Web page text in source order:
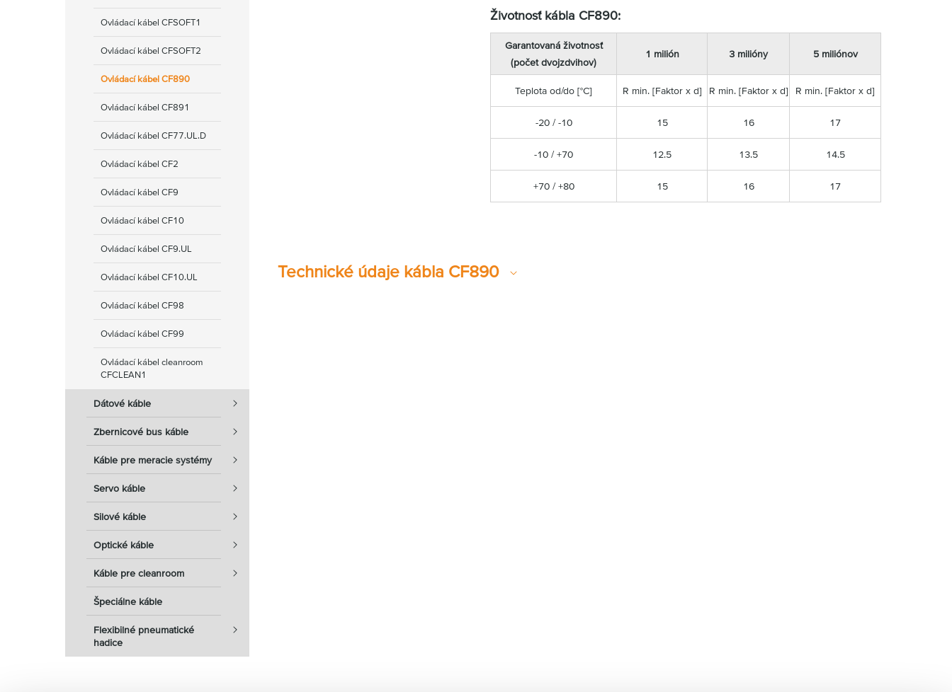
Ovládací kábel CFSOFT1
Ovládací kábel CFSOFT2
Ovládací kábel CF890
Ovládací kábel CF891
Ovládací kábel CF77.UL.D
Ovládací kábel CF2
Ovládací kábel CF9
Ovládací kábel CF10
Ovládací kábel CF9.UL
Ovládací kábel CF10.UL
Ovládací kábel CF98
Ovládací kábel CF99
Ovládací kábel cleanroom
CFCLEAN1
Dátové káble
Zbernicové bus káble
Káble pre meracie systémy
Servo káble
Silové káble
Optické káble
Káble pre cleanroom
Špeciálne káble
Flexibilné pneumatické
hadice
Životnosť kábla CF890:
Garantovaná životnosť
(počet dvojzdvihov)
1 milión 3 milióny 5 miliónov
Teplota od/do [°C] R min. [Faktor x d] R min. [Faktor x d] R min. [Faktor x d]
-20 / -10 15 16 17
-10 / +70 12.5 13.5 14.5
+70 / +80 15 16 17
Technické údaje kábla CF890